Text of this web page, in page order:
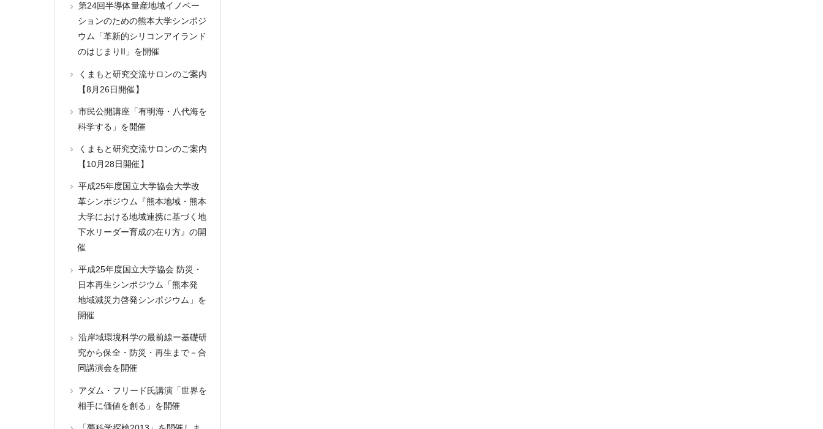
第24回半導体量産地域イノベー
ションのための熊本大学シンポジ
ウム「革新的シリコンアイランド
のはじまりII」を開催
くまもと研究交流サロンのご案内
【8月26日開催】
市民公開講座「有明海・八代海を
科学する」を開催
くまもと研究交流サロンのご案内
【10月28日開催】
平成25年度国立大学協会大学改
革シンポジウム『熊本地域・熊本
大学における地域連携に基づく地
下水リーダー育成の在り方』の開
催
平成25年度国立大学協会 防災・
日本再生シンポジウム「熊本発
地域減災力啓発シンポジウム」を
開催
沿岸域環境科学の最前線ー基礎研
究から保全・防災・再生まで－合
同講演会を開催
アダム・フリード氏講演「世界を
相手に価値を創る」を開催